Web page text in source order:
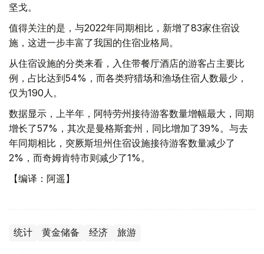
坚戈。
值得关注的是，与2022年同期相比，新增了83家住宿设
施，这进一步丰富了我国的住宿业格局。
从住宿设施的分类来看，入住带餐厅酒店的游客占主要比
例，占比达到54%，而各类狩猎场和渔场住宿人数最少，
仅为190人。
数据显示，上半年，阿特劳州接待游客数量增幅最大，同期
增长了57%，其次是曼格斯套州，同比增加了39%。与去
年同期相比，突厥斯坦州住宿设施接待游客数量减少了
2%，而奇姆肯特市则减少了1%。
【编译：阿遥】
统计 黄金储备 经济 旅游